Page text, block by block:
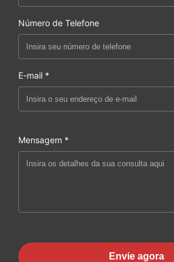
Número de Telefone
E-mail *
Mensagem *
Envie agora